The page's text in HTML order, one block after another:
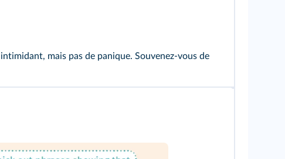
mais pas de panique. Souvenez-vous de